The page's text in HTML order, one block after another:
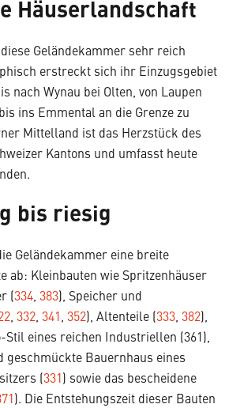
Häuserlandschaft
Geländekammer sehr reich
erstreckt sich ihr Einzugsgebiet
nach Wynau bei Olten, von Laupen
ins Emmental an die Grenze zu
Mittelland ist das Herzstück des
Kantons und umfasst heute
bis riesig
Geländekammer eine breite
ab: Kleinbauten wie Spritzenhäuser
(334, 383), Speicher und
, 332, 341, 352), Altenteile (333, 382),
Stil eines reichen Industriellen (361),
geschmückte Bauernhaus eines
(331) sowie das bescheidene
). Die Entstehungszeit dieser Bauten